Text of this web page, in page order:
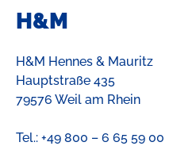
H&M
H&M Hennes & Mauritz
Hauptstraße 435
79576 Weil am Rhein
Tel.: +49 800 – 6 65 59 00